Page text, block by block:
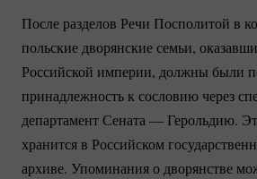
После разделов Речи Посполитой в
польские дворянские семьи,
Российской империи, должны были
принадлежность к сословию через
департамент Сената — Герольдию.
хранится в Российском
архиве. Упоминания о дворянстве